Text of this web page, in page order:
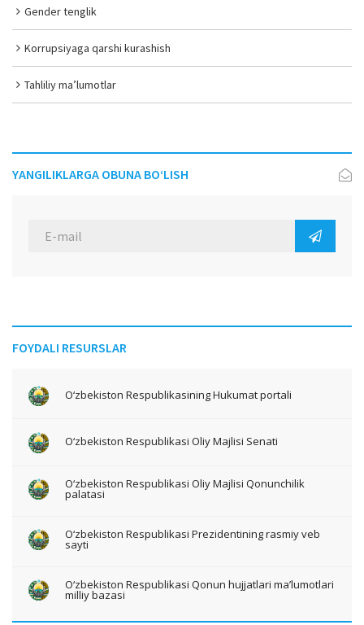
Gender tenglik
Korrupsiyaga qarshi kurashish
Tahliliy ma’lumotlar
YANGILIKLARGA OBUNA BO‘LISH
FOYDALI RESURSLAR
O‘zbekiston Respublikasining Hukumat portali
O‘zbekiston Respublikasi Oliy Majlisi Senati
O‘zbekiston Respublikasi Oliy Majlisi Qonunchilik
palatasi
O‘zbekiston Respublikasi Prezidentining rasmiy veb
sayti
O‘zbekiston Respublikasi Qonun hujjatlari ma’lumotlari
milliy bazasi